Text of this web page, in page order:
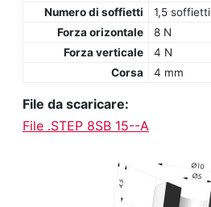
Numero di soffietti
1,5 soffietti
Forza orizontale
8 N
Forza verticale
4 N
Corsa
4 mm
File da scaricare:
File .STEP 8SB 15--A